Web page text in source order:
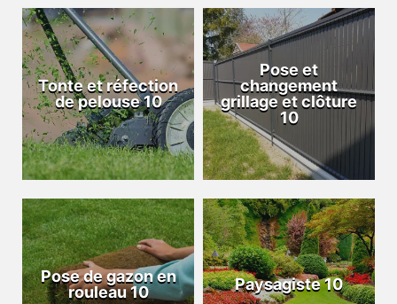
Tonte et réfection
de pelouse 10
Pose et
changement
grillage et clôture
10
Pose de gazon en
rouleau 10
Paysagiste 10